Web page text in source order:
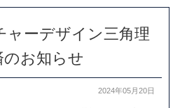
ーデザイン三角理
のお知らせ
2024年05月20日